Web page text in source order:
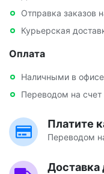
Отправка заказов
Курьерская
Оплата
Наличными в офисе
Переводом на счет
Платите
Переводом
Доставка